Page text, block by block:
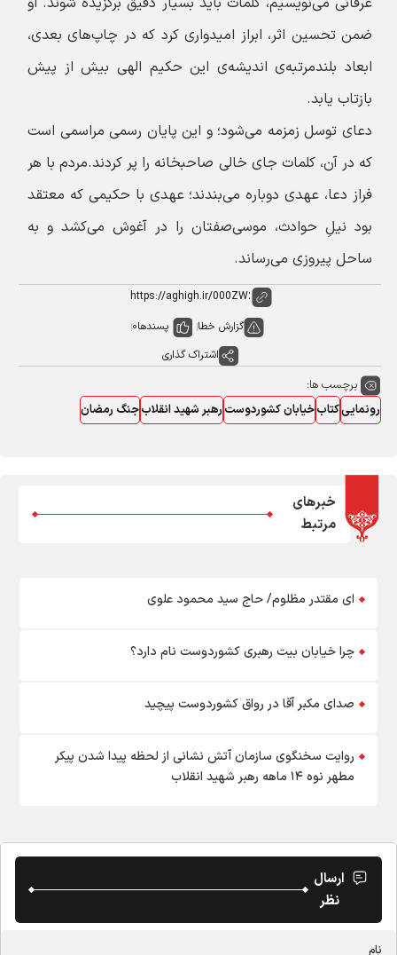
ضمن تحسین اثر، ابراز امیدواری کرد که در چاپ‌های بعدی،
ابعاد بلندمرتبه‌ی اندیشه‌ی این حکیم الهی بیش از پیش
بازتاب یابد.
دعای توسل زمزمه می‌شود؛ و این پایان رسمی مراسمی است
که در آن، کلمات جای خالی صاحبخانه را پر کردند.مردم با هر
فراز دعا، عهدی دوباره می‌بندند؛ عهدی با حکیمی که معتقد
بود نیلِ حوادث، موسی‌صفتان را در آغوش می‌کشد و به
ساحل پیروزی می‌رساند.
گزارش خطا پسندها0
اشتراک گذاری
برچسب ها:
رونماییکتابخیابان کشوردوسترهبر شهید انقلابجنگ رمضان
خبرهای
مرتبط
ای مقتدر مظلوم/ حاج سید محمود علوی
چرا خیابان بیت رهبری کشوردوست نام دارد؟
صدای مکبر آقا در رواق کشوردوست پیچید
روایت سخنگوی سازمان آتش نشانی از لحظه پیدا شدن پیکر
مطهر نوه ۱۴ ماهه رهبر شهید انقلاب
ارسال
نظر